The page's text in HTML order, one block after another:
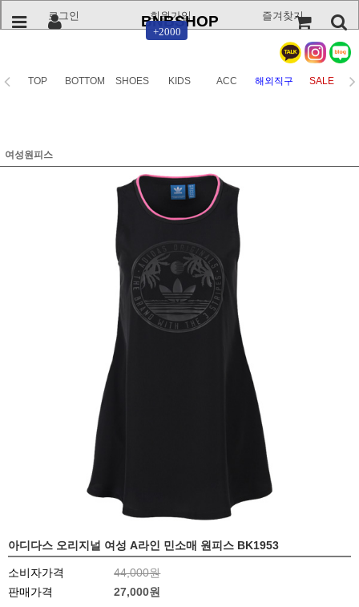
로그인
+2000
회원가입 즐겨찾기
BNBSHOP
TOP BOTTOM SHOES KIDS ACC 해외직구 SALE
여성원피스
아디다스 오리지널 여성 A라인 민소매 원피스 BK1953
소비자가격
44,000원
판매가격
27,000원